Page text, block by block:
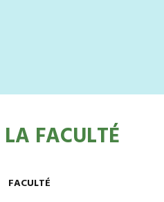
LA FACULTÉ
FACULTÉ